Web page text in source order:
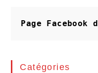
Page Facebook
Catégories